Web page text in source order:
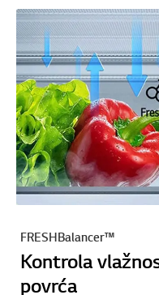
FRESHBalancer™
Kontrola
povrća